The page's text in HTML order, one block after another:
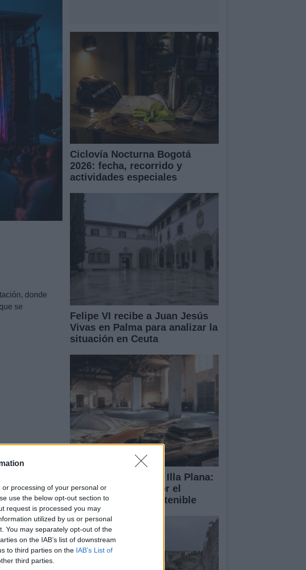
processing of your personal or
use the below opt-out section to
request is processed you may
utilized by us or personal
You may separately opt-out of the
on the IAB’s list of downstream
to third parties on the IAB’s List of
third parties.
donde
se
ha
esta ocasión,
intensa
Ciclovía Nocturna Bogotá
2026: fecha, recorrido y
actividades especiales
Felipe VI recibe a Juan Jesús
Vivas en Palma para analizar la
situación en Ceuta
Rehabilitación de la Illa Plana:
Menorca apuesta por el
deporte náutico sostenible